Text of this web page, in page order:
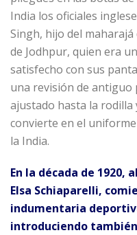
India los oficiales
Singh, hijo del maharajá
de Jodhpur, quien era
satisfecho con sus
una revisión de
ajustado hasta la rodilla
convierte en el
la India.
En la década de 1920,
Elsa Schiaparelli,
indumentaria
introduciendo